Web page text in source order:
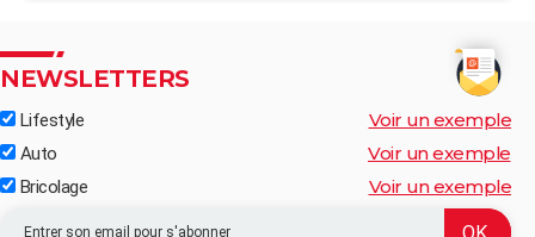
NEWSLETTERS
Lifestyle Voir un exemple
Auto Voir un exemple
Bricolage Voir un exemple